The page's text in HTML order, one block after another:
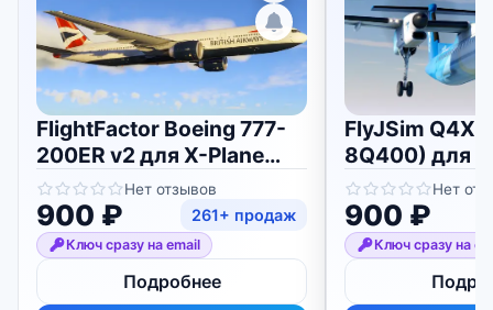
FlightFactor Boeing 777-
200ER v2 для X-Plane
11/12
Нет отзывов
900 ₽ 261+ продаж
Ключ сразу на email
Подробнее
FlyJSim
8Q400) для
Нет
900 ₽
Ключ сразу на